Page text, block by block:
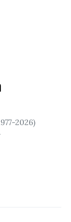
2026)